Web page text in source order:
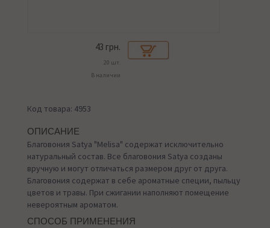
43 грн.
20 шт.
В наличии
Код товара: 4953
ОПИСАНИЕ
Благовония Satya "Melisa" содержат исключительно
натуральный состав. Все благовония Satya созданы
вручную и могут отличаться размером друг от друга.
Благовония содержат в себе ароматные специи, пыльцу
цветов и травы. При сжигании наполняют помещение
невероятным ароматом.
СПОСОБ ПРИМЕНЕНИЯ